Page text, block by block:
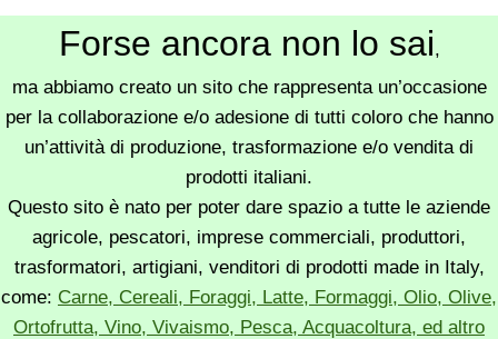
Forse ancora non lo sai,
ma abbiamo creato un sito che rappresenta un’occasione
per la collaborazione e/o adesione di tutti coloro che hanno
un’attività di produzione, trasformazione e/o vendita di
prodotti italiani.
Questo sito è nato per poter dare spazio a tutte le aziende
agricole, pescatori, imprese commerciali, produttori,
trasformatori, artigiani, venditori di prodotti made in Italy,
come: Carne, Cereali, Foraggi, Latte, Formaggi, Olio, Olive,
Ortofrutta, Vino, Vivaismo, Pesca, Acquacoltura, ed altro